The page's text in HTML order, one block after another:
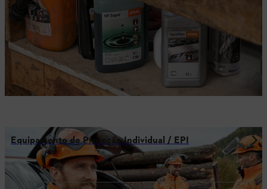
Equipamento de Proteção Individual / EPI